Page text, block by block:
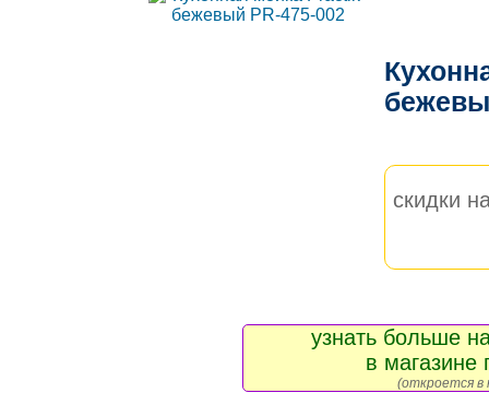
скидки
узнать больше
в магазине
(откроется в